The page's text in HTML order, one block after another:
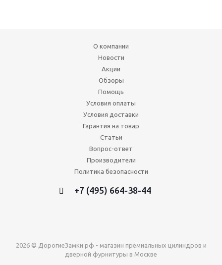
О компании
Новости
Акции
Обзоры
Помощь
Условия оплаты
Условия доставки
Гарантия на товар
Статьи
Вопрос-ответ
Производители
Политика безопасности
+7 (495) 664-38-44
2026 © ДорогиеЗамки.рф - магазин премиальных цилиндров и
дверной фурнитуры в Москве